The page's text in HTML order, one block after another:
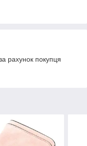
рахунок покупця